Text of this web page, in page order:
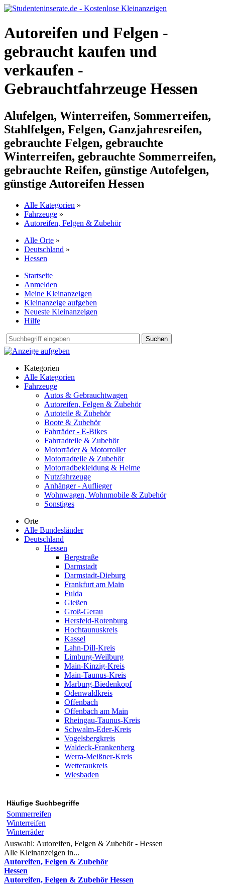
Autoreifen und Felgen -
gebraucht kaufen und
verkaufen -
Gebrauchtfahrzeuge Hessen
Alufelgen, Winterreifen, Sommerreifen,
Stahlfelgen, Felgen, Ganzjahresreifen,
gebrauchte Felgen, gebrauchte
Winterreifen, gebrauchte Sommerreifen,
gebrauchte Reifen, günstige Autofelgen,
günstige Autoreifen Hessen
Alle Kategorien »
Fahrzeuge »
Autoreifen, Felgen & Zubehör
Alle Orte »
Deutschland »
Hessen
Startseite
Anmelden
Meine Kleinanzeigen
Kleinanzeige aufgeben
Neueste Kleinanzeigen
Hilfe
Suchen
Kategorien
Alle Kategorien
Fahrzeuge
Autos & Gebrauchtwagen
Autoreifen, Felgen & Zubehör
Autoteile & Zubehör
Boote & Zubehör
Fahrräder - E-Bikes
Fahrradteile & Zubehör
Motorräder & Motorroller
Motorradteile & Zubehör
Motorradbekleidung & Helme
Nutzfahrzeuge
Anhänger - Auflieger
Wohnwagen, Wohnmobile & Zubehör
Sonstiges
Orte
Alle Bundesländer
Deutschland
Hessen
Bergstraße
Darmstadt
Darmstadt-Dieburg
Frankfurt am Main
Fulda
Gießen
Groß-Gerau
Hersfeld-Rotenburg
Hochtaunuskreis
Kassel
Lahn-Dill-Kreis
Limburg-Weilburg
Main-Kinzig-Kreis
Main-Taunus-Kreis
Marburg-Biedenkopf
Odenwaldkreis
Offenbach
Offenbach am Main
Rheingau-Taunus-Kreis
Schwalm-Eder-Kreis
Vogelsbergkreis
Waldeck-Frankenberg
Werra-Meißner-Kreis
Wetteraukreis
Wiesbaden
Häufige Suchbegriffe
Sommerreifen
Winterreifen
Winterräder
Auswahl: Autoreifen, Felgen & Zubehör - Hessen
Alle Kleinanzeigen in...
Autoreifen, Felgen & Zubehör
Hessen
Autoreifen, Felgen & Zubehör Hessen